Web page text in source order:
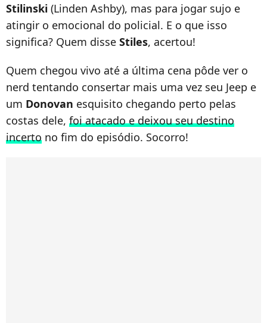
Stilinski (Linden Ashby), mas para jogar sujo e
atingir o emocional do policial. E o que isso
significa? Quem disse Stiles, acertou!
Quem chegou vivo até a última cena pôde ver o
nerd tentando consertar mais uma vez seu Jeep e
um Donovan esquisito chegando perto pelas
costas dele, foi atacado e deixou seu destino
incerto no fim do episódio. Socorro!